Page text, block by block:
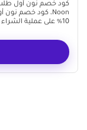
10% على عملية الشراء الاولى من متجر Noon داخل جميع دول ...